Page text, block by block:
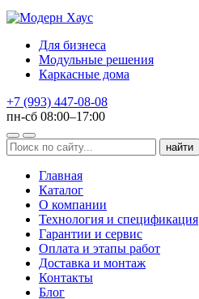
Для бизнеса
Модульные решения
Каркасные дома
+7 (993) 447-08-08
пн-сб 08:00–17:00
Главная
Каталог
О компании
Технология и спецификация
Гарантии и сервис
Оплата и этапы работ
Доставка и монтаж
Контакты
Блог